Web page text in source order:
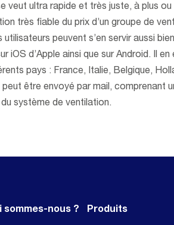
veut ultra rapide et très juste, à plus ou
très fiable du prix d’un groupe de
peuvent s’en servir aussi
iOS d’Apple ainsi que sur Android. Il
pays : France, Italie, Belgique,
être envoyé par mail, comprenant
du système de ventilation.
sommes-nous ? Produits